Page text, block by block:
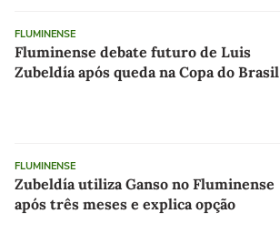
FLUMINENSE
Fluminense debate futuro de Luis
Zubeldía após queda na Copa do Brasil
FLUMINENSE
Zubeldía utiliza Ganso no Fluminense
após três meses e explica opção